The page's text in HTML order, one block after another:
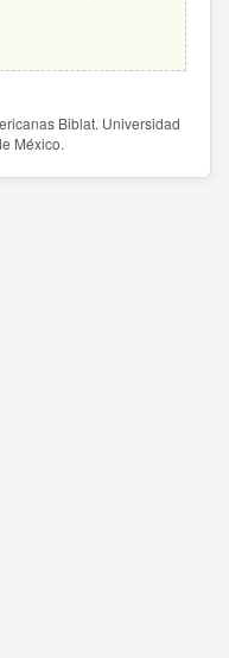
Biblat. Universidad
México.